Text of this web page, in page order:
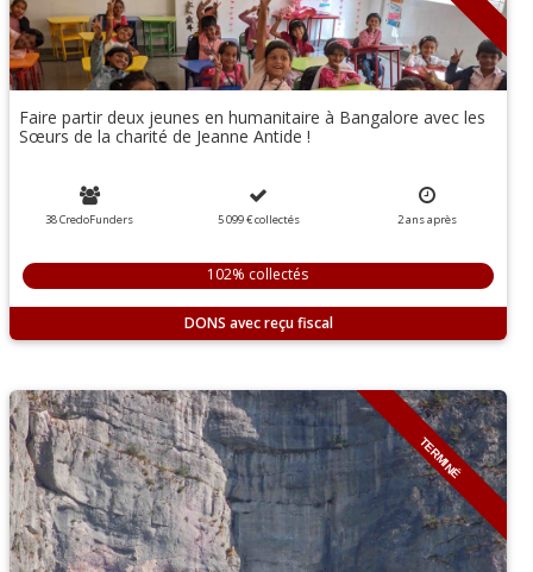
Faire partir deux jeunes en humanitaire à Bangalore avec les
Sœurs de la charité de Jeanne Antide !
38 CredoFunders 5 099 €collectés 2ansaprès
102% collectés
DONS
TERMINÉ